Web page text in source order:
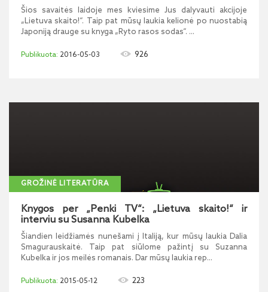
Šios savaitės laidoje mes kviesime Jus dalyvauti akcijoje
„Lietuva skaito!“. Taip pat mūsų laukia kelionė po nuostabią
Japoniją drauge su knyga „Ryto rasos sodas“. ...
2016-05-03 926
GROŽINĖ LITERATŪRA
Knygos per „Penki TV“: „Lietuva skaito!“ ir
interviu su Susanna Kubelka
Šiandien leidžiamės nunešami į Italiją, kur mūsų laukia Dalia
Smagurauskaitė. Taip pat siūlome pažintį su Suzanna
Kubelka ir jos meilės romanais. Dar mūsų laukia rep...
2015-05-12 223